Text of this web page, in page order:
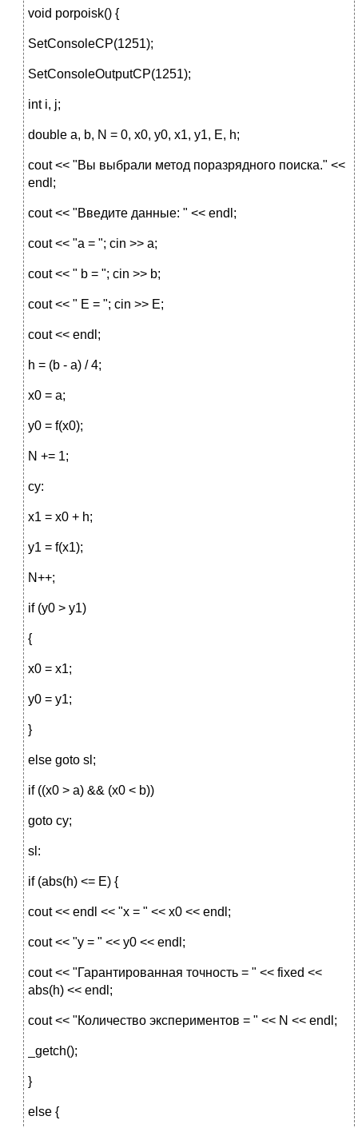
void porpoisk() {
SetConsoleCP(1251);
SetConsoleOutputCP(1251);
int i, j;
double a, b, N = 0, x0, y0, x1, y1, E, h;
cout << "Вы выбрали метод поразрядного поиска." <<
endl;
cout << "Введите данные: " << endl;
cout << "a = "; cin >> a;
cout << " b = "; cin >> b;
cout << " E = "; cin >> E;
cout << endl;
h = (b - a) / 4;
x0 = a;
y0 = f(x0);
N += 1;
cy:
x1 = x0 + h;
y1 = f(x1);
N++;
if (y0 > y1)
{
x0 = x1;
y0 = y1;
}
else goto sl;
if ((x0 > a) && (x0 < b))
goto cy;
sl:
if (abs(h) <= E) {
cout << endl << "x = " << x0 << endl;
cout << "y = " << y0 << endl;
cout << "Гарантированная точность = " << fixed <<
abs(h) << endl;
cout << "Количество экспериментов = " << N << endl;
_getch();
}
else {